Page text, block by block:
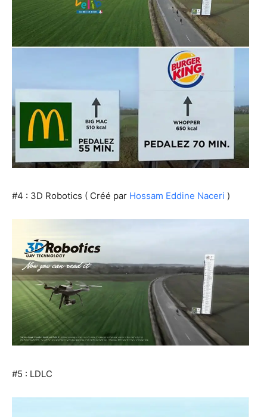
#4 : 3D Robotics ( Créé par Hossam Eddine Naceri )
#5 : LDLC